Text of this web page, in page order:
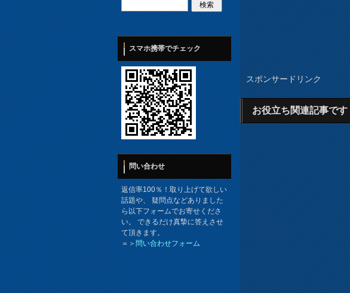
スポンサードリンク
お役立ち関連記事です
スマホ携帯でチェック
問い合わせ
返信率100％！取り上げて欲しい
話題や、 疑問点などありました
ら以下フォームでお寄せくださ
い。 できるだけ真摯に答えさせ
て頂きます。
＝＞問い合わせフォーム